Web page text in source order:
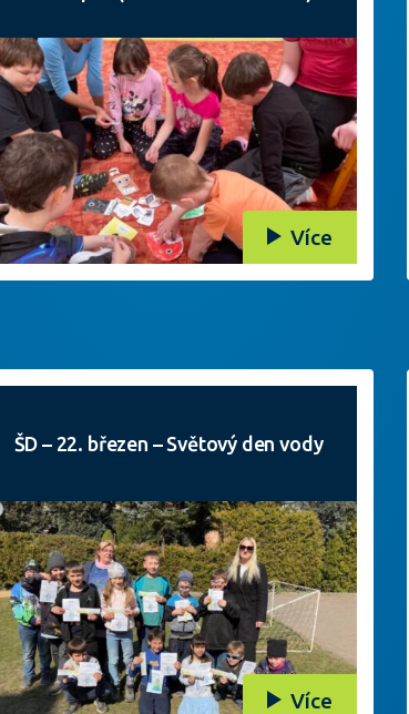
Více
ŠD – 22. březen – Světový den vody
Více